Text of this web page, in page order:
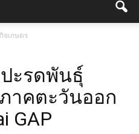
จเกษตร
ะรดพันธุ์
าคตะวันออก
GAP